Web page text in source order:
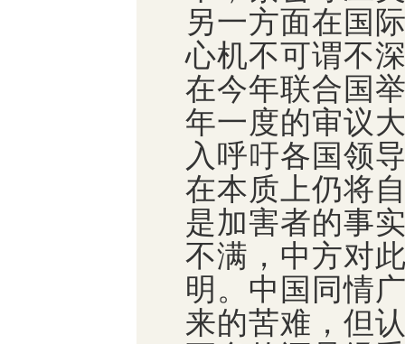
另一方面在国
心机不可谓不
在今年联合国
年一度的审议
入呼吁各国领
在本质上仍将
是加害者的事
不满，中方对
明。中国同情
来的苦难，但